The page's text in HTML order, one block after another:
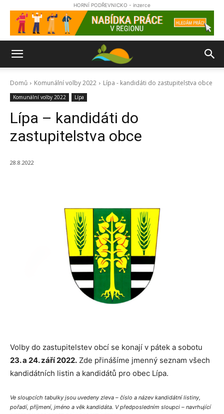
HORNÍ PODŘEVNICKO - inzerce
Domů Komunální volby 2022 Lípa - kandidáti do zastupitelstva obce
Komunální volby 2022 Lípa
Lípa – kandidáti do
zastupitelstva obce
28.8.2022
Volby do zastupitelstev obcí se konají v pátek a sobotu
23. a 24. září 2022. Zde přinášíme jmenný seznam všech
kandidátních listin a kandidátů pro obec Lípa.
Ve sloupcích tabulky jsou uvedeny zleva – číslo a název kandidátní listiny,
pořadí, příjmení, jméno a věk kandidáta. V předposledním sloupci – navrhující